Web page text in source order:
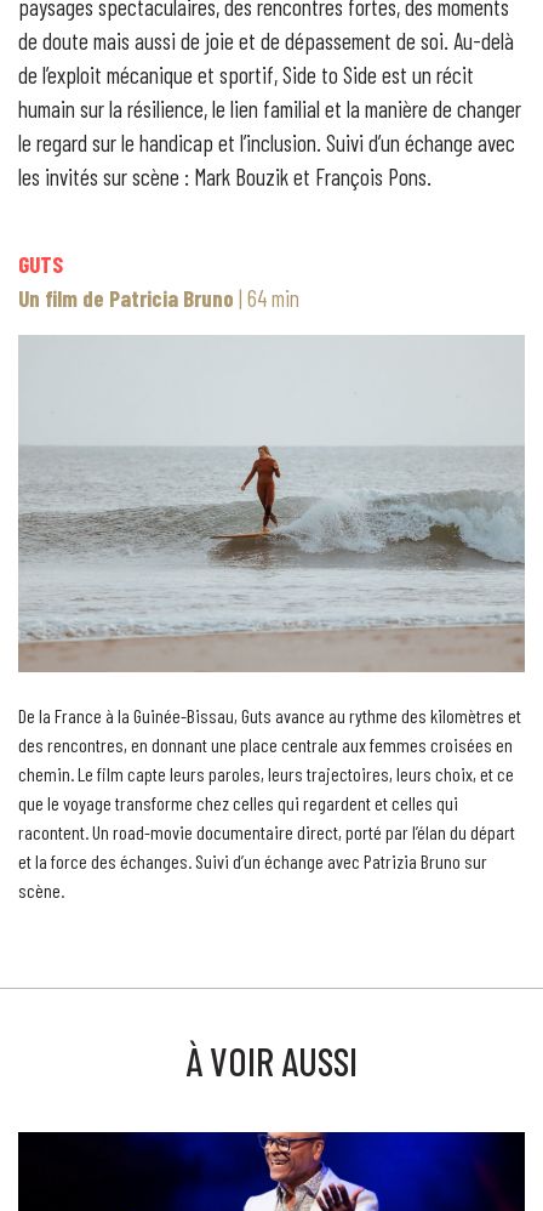
paysages spectaculaires, des rencontres fortes, des moments
de doute mais aussi de joie et de dépassement de soi. Au-delà
de l’exploit mécanique et sportif, Side to Side est un récit
humain sur la résilience, le lien familial et la manière de changer
le regard sur le handicap et l’inclusion. Suivi d’un échange avec
les invités sur scène : Mark Bouzik et François Pons.
GUTS
Un film de Patricia Bruno | 64 min
De la France à la Guinée-Bissau, Guts avance au rythme des kilomètres et
des rencontres, en donnant une place centrale aux femmes croisées en
chemin. Le film capte leurs paroles, leurs trajectoires, leurs choix, et ce
que le voyage transforme chez celles qui regardent et celles qui
racontent. Un road-movie documentaire direct, porté par l’élan du départ
et la force des échanges. Suivi d’un échange avec Patrizia Bruno sur
scène.
À VOIR AUSSI